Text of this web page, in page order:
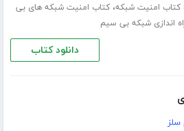
کتاب امنیت شبکه،کتاب امنیت شبکه های بی
اندازی شبکه بی سیم
دانلود کتاب
سلز